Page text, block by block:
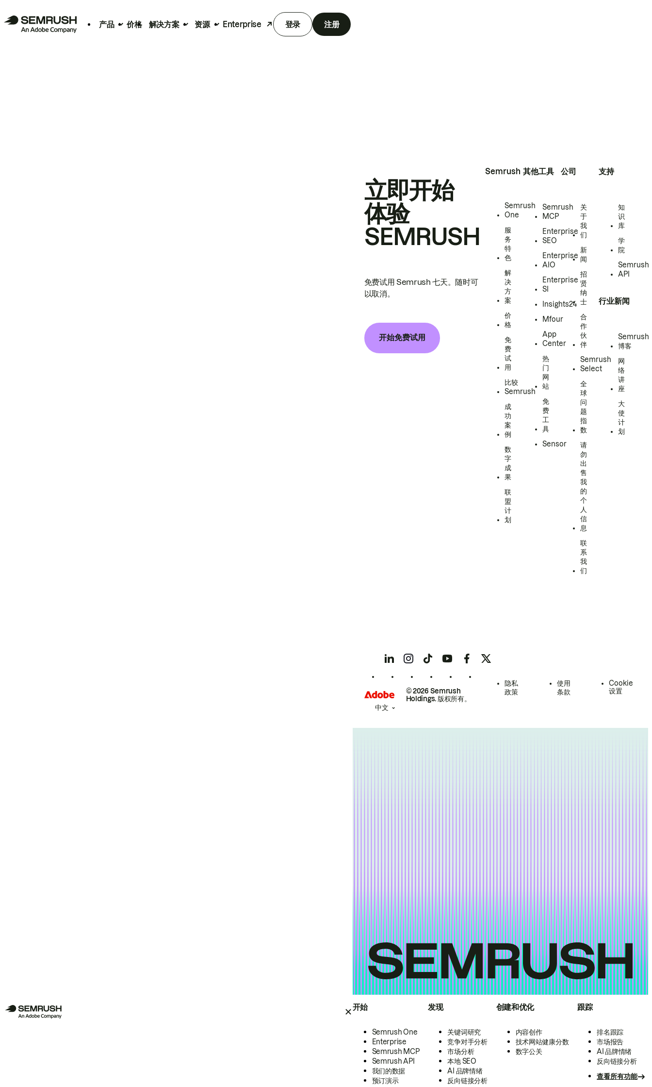
产品 价格 解决方案 资源 Enterprise 登录 注册
开始
Semrush One
Enterprise
Semrush MCP
Semrush API
我们的数据
预订演示
发现
关键词研究
竞争对手分析
市场分析
本地 SEO
AI 品牌情绪
反向链接分析
创建和优化
内容创作
技术网站健康分数
数字公关
跟踪
排名跟踪
市场报告
AI 品牌情绪
反向链接分析
查看所有功能
立即开始
体验
SEMRUSH
免费试用 Semrush 七天。随时可
以取消。
开始免费试用
Semrush
Semrush
One
服
务
特
色
解
决
方
案
价
格
免
费
试
用
比较
Semrush
成
功
案
例
数
字
成
果
联
盟
计
划
其他工具
Semrush
MCP
Enterprise
SEO
Enterprise
AIO
Enterprise
SI
Insights24
Mfour
App
Center
热
门
网
站
免
费
工
具
Sensor
公司
关
于
我
们
新
闻
招
贤
纳
士
合
作
伙
伴
Semrush
Select
全
球
问
题
指
数
请
勿
出
售
我
的
个
人
信
息
联
系
我
们
支持
知
识
库
学
院
Semrush
API
行业新闻
Semrush
博客
网
络
讲
座
大
使
计
划
© 2026 Semrush
Holdings. 版权所有。
隐私
政策
使用
条款
Cookie
设置
中文